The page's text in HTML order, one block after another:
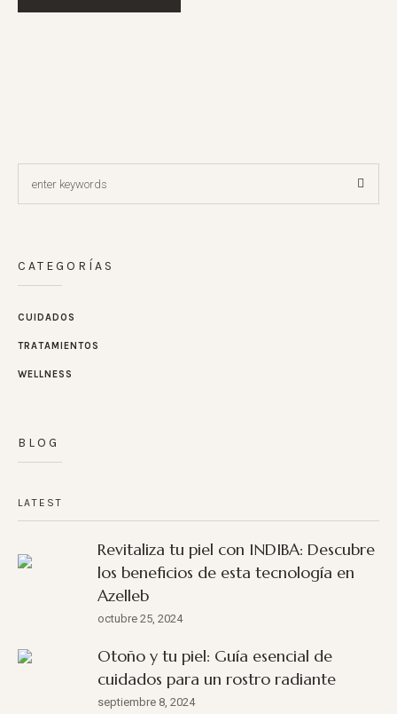
CATEGORÍAS
CUIDADOS
TRATAMIENTOS
WELLNESS
BLOG
LATEST
Revitaliza tu piel con INDIBA: Descubre
los beneficios de esta tecnología en
Azelleb
octubre 25, 2024
Otoño y tu piel: Guía esencial de
cuidados para un rostro radiante
septiembre 8, 2024